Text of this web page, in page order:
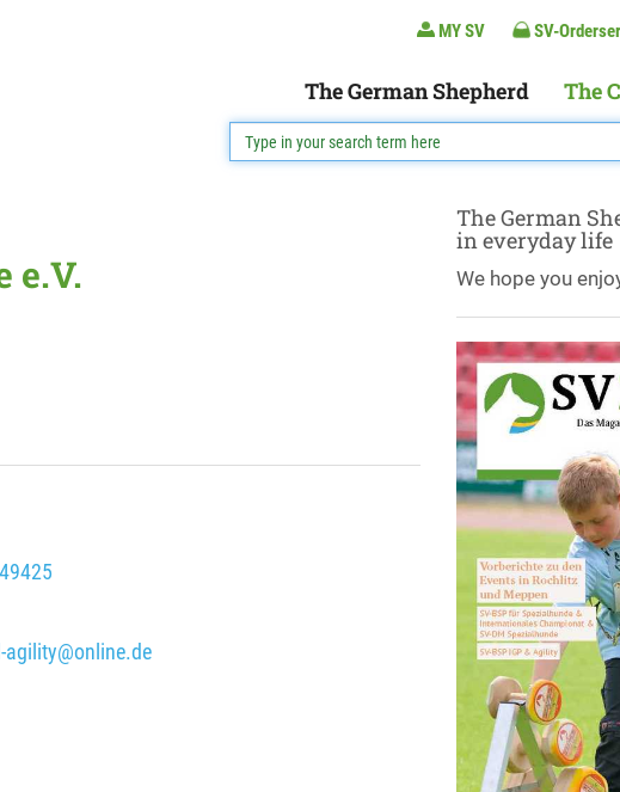
MY SV SV-
The German Shepherd The
e.V.
agility@online.de
The German
in everyday life
We hope you